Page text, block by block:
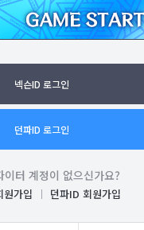
넥슨ID 로그인
던파ID 로그인
이터 계정이 없으신가요?
원가입 던파ID 회원가입